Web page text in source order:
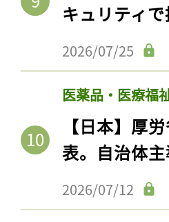
キュリティ
2026/07/25
医薬品・医療福
【日本】厚
表。自治体
2026/07/12